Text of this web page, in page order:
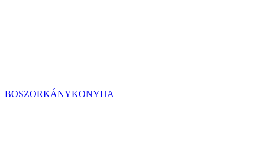
BOSZORKÁNYKONYHA